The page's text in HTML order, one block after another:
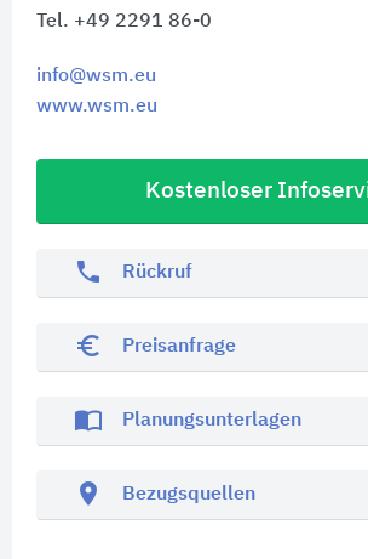
Tel. +49 2291 86-0
info@wsm.eu
www.wsm.eu
Kostenloser
phone Rückruf
euro_symbol Preisanfrage
import_contacts Planungsunterlagen
location_on Bezugsquellen